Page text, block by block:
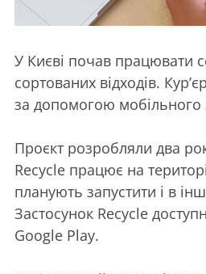
У Києві почав працювати
сортованих відходів.
за допомогою мобільного
Проєкт розробляли два
Recycle працює на
планують запустити і в
Застосунок Recycle
Google Play.